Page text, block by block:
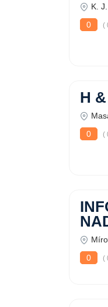
K.
0
(
H
0
(
0
(